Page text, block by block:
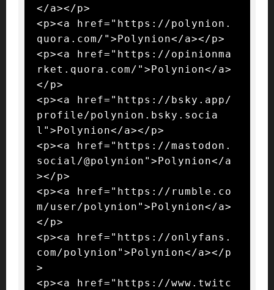
</a></p>
<p><a href="https://polynion.
quora.com/">Polynion</a></p>
<p><a href="https://opinionma
rket.quora.com/">Polynion</a>
</p>
<p><a href="https://bsky.app/
profile/polynion.bsky.socia
l">Polynion</a></p>
<p><a href="https://mastodon.
social/@polynion">Polynion</a
></p>
<p><a href="https://rumble.co
m/user/polynion">Polynion</a>
</p>
<p><a href="https://onlyfans.
com/polynion">Polynion</a></p
>
<p><a href="https://www.twitc